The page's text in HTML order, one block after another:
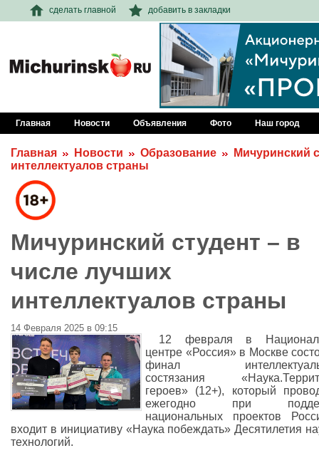
сделать главной добавить в закладки
Главная Новости Объявления Фото Наш город
Главная Новости Образование
Мичуринский
интеллектуалов страны
Мичуринский студент – в
числе лучших
интеллектуалов страны
14 Февраля 2025 в 09:15
12 февраля в
центре «Россия» в Москве
финал
состязания
героев» (12+), который
ежегодно при
национальных проектов
входит в инициативу «Наука побеждать» Десятилетия
технологий.